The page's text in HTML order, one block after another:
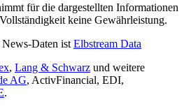
für die dargestellten Informationen
keine Gewährleistung.
Daten ist Elbstream Data
, Lang & Schwarz und weitere
AG, ActivFinancial, EDI,
.